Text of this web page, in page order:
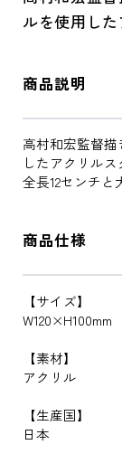
ルを使用し
商品説明
高村和宏監督
したアクリルス
全長12センチ
商品仕様
【サイズ】
W120×H100mm
【素材】
アクリル
【生産国】
日本